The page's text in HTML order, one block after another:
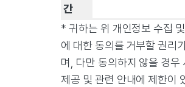
간
* 귀하는 위 개인정보 수집
에 대한 동의를 거부할 권리
며, 다만 동의하지 않을 경우
제공 및 관련 안내에 제한이